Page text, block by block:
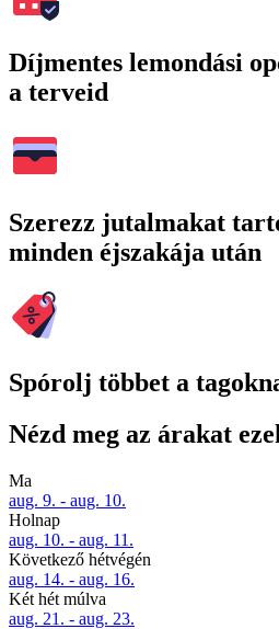
Díjmentes lemondási
a terveid
Szerezz jutalmakat
minden éjszakája után
Spórolj többet a
Nézd meg az árakat
Ma
aug. 9. - aug. 10.
Holnap
aug. 10. - aug. 11.
Következő hétvégén
aug. 14. - aug. 16.
Két hét múlva
aug. 21. - aug. 23.